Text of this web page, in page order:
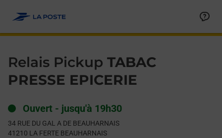
Relais Pickup TABAC
PRESSE EPICERIE
Ouvert - jusqu'à 19h30
34 RUE DU GAL A DE BEAUHARNAIS
41210 LA FERTE BEAUHARNAIS